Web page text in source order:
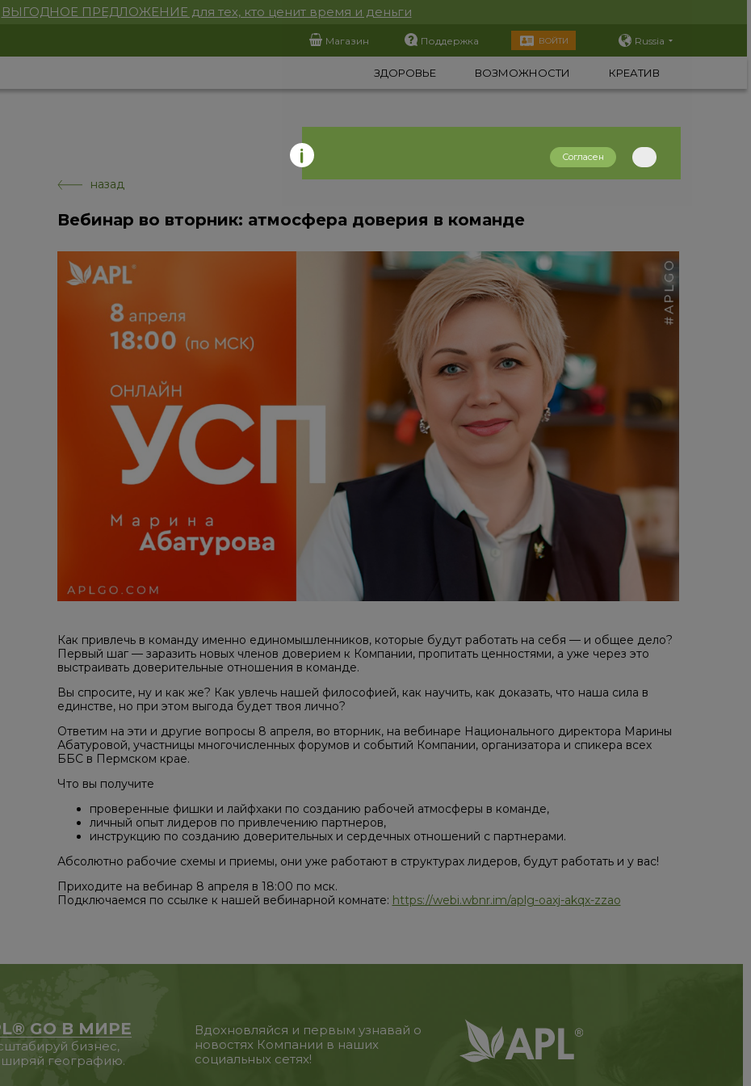
ВЫГОДНОЕ ПРЕДЛОЖЕНИЕ для тех, кто ценит время и деньги
Магазин Поддержка ВОЙТИ Russia
ЗДОРОВЬЕ ВОЗМОЖНОСТИ КРЕАТИВ
назад
Вебинар во вторник: атмосфера доверия в команде
Как привлечь в команду именно единомышленников, которые будут работать на себя — и общее дело?
Первый шаг — заразить новых членов доверием к Компании, пропитать ценностями, а уже через это
выстраивать доверительные отношения в команде.
Вы спросите, ну и как же? Как увлечь нашей философией, как научить, как доказать, что наша сила в
единстве, но при этом выгода будет твоя лично?
Ответим на эти и другие вопросы 8 апреля, во вторник, на вебинаре Национального директора Марины
Абатуровой, участницы многочисленных форумов и событий Компании, организатора и спикера всех
ББС в Пермском крае.
Что вы получите
проверенные фишки и лайфхаки по созданию рабочей атмосферы в команде,
личный опыт лидеров по привлечению партнеров,
инструкцию по созданию доверительных и сердечных отношений с партнерами.
Абсолютно рабочие схемы и приемы, они уже работают в структурах лидеров, будут работать и у вас!
Приходите на вебинар 8 апреля в 18:00 по мск.
Подключаемся по ссылке к нашей вебинарной комнате: https://webi.wbnr.im/aplg-oaxj-akqx-zzao
GO В МИРЕ
бизнес,
географию.
Вдохновляйся и первым узнавай о
новостях Компании в наших
социальных сетях!
Мы определили, что Вы находитесь в странеUnited States
Согласен